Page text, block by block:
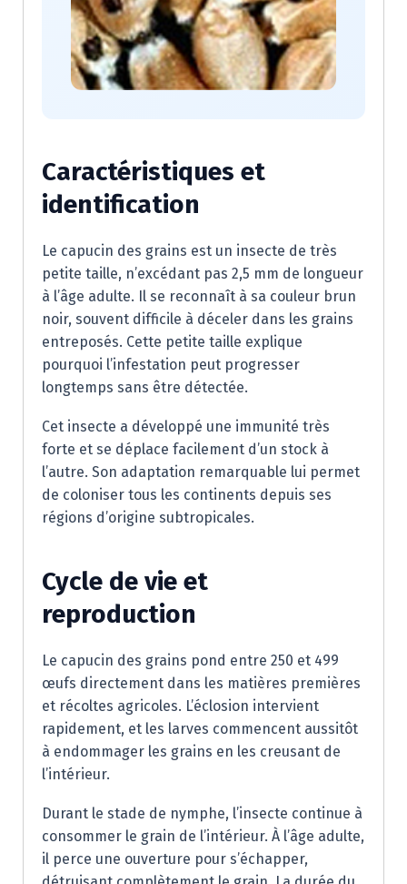
Caractéristiques et
identification
Le capucin des grains est un insecte de très
petite taille, n’excédant pas 2,5 mm de longueur
à l’âge adulte. Il se reconnaît à sa couleur brun
noir, souvent difficile à déceler dans les grains
entreposés. Cette petite taille explique
pourquoi l’infestation peut progresser
longtemps sans être détectée.
Cet insecte a développé une immunité très
forte et se déplace facilement d’un stock à
l’autre. Son adaptation remarquable lui permet
de coloniser tous les continents depuis ses
régions d’origine subtropicales.
Cycle de vie et
reproduction
Le capucin des grains pond entre 250 et 499
œufs directement dans les matières premières
et récoltes agricoles. L’éclosion intervient
rapidement, et les larves commencent aussitôt
à endommager les grains en les creusant de
l’intérieur.
Durant le stade de nymphe, l’insecte continue à
consommer le grain de l’intérieur. À l’âge adulte,
il perce une ouverture pour s’échapper,